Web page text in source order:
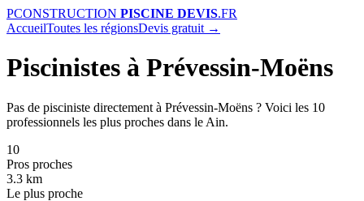
PCONSTRUCTION PISCINE DEVIS.FR
AccueilToutes les régionsDevis gratuit →
Piscinistes à Prévessin-Moëns
Pas de pisciniste directement à Prévessin-Moëns ? Voici les 10
professionnels les plus proches dans le Ain.
10
Pros proches
3.3 km
Le plus proche